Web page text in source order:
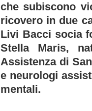
che subiscono
ricovero in due
Livi Bacci socia
Stella Maris,
Assistenza di
e neurologi
mentali.